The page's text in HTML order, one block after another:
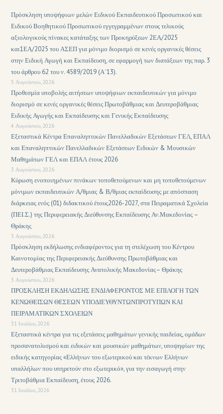
Πρόσκληση υποψήφιων μελών Ειδικού Εκπαιδευτικού Προσωπικού και
Ειδικού Βοηθητικού Προσωπικού εγγεγραμμένων στους τελικούς
αξιολογικούς πίνακες κατάταξης των Προκηρύξεων 2ΕΑ/2025
και1ΕΑ/2025 του ΑΣΕΠ για μόνιμο διορισμό σε κενές οργανικές θέσεις
στην Ειδική Αγωγή και Εκπαίδευση, σε εφαρμογή των διατάξεων της παρ. 3
του άρθρου 62 του ν. 4589/2019 (Α΄13).
5 Αυγούστου, 2026
Προθεσμία υποβολής αιτήσεων υποψήφιων εκπαιδευτικών για μόνιμο
διορισμό σε κενές οργανικές θέσεις Πρωτοβάθμιας και Δευτεροβάθμιας
Ειδικής Αγωγής και Εκπαίδευσης και Γενικής Εκπαίδευσης
4 Αυγούστου, 2026
Εξεταστικά Κέντρα Επαναληπτικών Πανελλαδικών Εξετάσεων ΓΕΛ, ΕΠΑΛ
και Επαναληπτικών Πανελλαδικών Εξετάσεων Ειδικών & Μουσικών
Μαθημάτων ΓΕΛ και ΕΠΑΛ έτους 2026
3 Αυγούστου, 2026
Κύρωση ενοποιημένων πινάκων τοποθετούμενων και μη τοποθετούμενων
μόνιμων εκπαιδευτικών Α/θμιας & Β/θμιας εκπαίδευσης με απόσπαση
διάρκειας ενός (01) διδακτικού έτους2026-2027, στα Πειραματικά Σχολεία
(ΠΕΙ.Σ.) της Περιφερειακής Διεύθυνσης Εκπαίδευσης Αν.Μακεδονίας –
Θράκης
3 Αυγούστου, 2026
Πρόσκληση εκδήλωσης ενδιαφέροντος για τη στελέχωση του Κέντρου
Καινοτομίας της Περιφερειακής Διεύθυνσης Πρωτοβάθμιας και
Δευτεροβάθμιας Εκπαίδευσης Ανατολικής Μακεδονίας– Θράκης
3 Αυγούστου, 2026
ΠΡΟΣΚΛΗΣΗ ΕΚΔΗΛΩΣΗΣ ΕΝΔΙΑΦΕΡΟΝΤΟΣ ΜΕ ΕΠΙΛΟΓΗ ΤΩΝ
ΚΕΝΩΘΕΙΣΩΝ ΘΕΣΕΩΝ ΥΠΟΔΙΕΥΘΥΝΤΩΝΠΡΟΤΥΠΩΝ ΚΑΙ
ΠΕΙΡΑΜΑΤΙΚΩΝ ΣΧΟΛΕΙΩΝ
31 Ιουλίου, 2026
Εξεταστικά κέντρα για τις εξετάσεις μαθημάτων γενικής παιδείας, ομάδων
προσανατολισμού και ειδικών και μουσικών μαθημάτων, υποψηφίων της
ειδικής κατηγορίας «Ελλήνων του εξωτερικού και τέκνων Ελλήνων
υπαλλήλων που υπηρετούν στο εξωτερικό», για την εισαγωγή στην
Τριτοβάθμια Εκπαίδευση, έτους 2026.
31 Ιουλίου, 2026